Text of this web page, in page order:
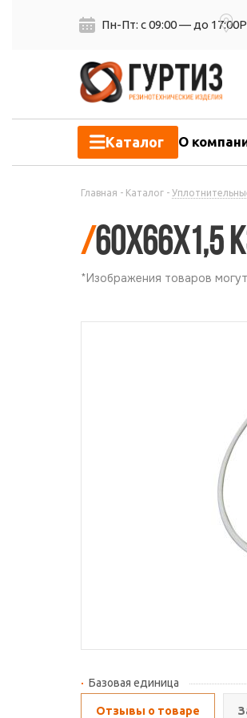
Пн-Пт: с 09:00 — до 17:00
Каталог О
Главная - Каталог -
/60х66х1,5
*Изображения товаров
Базовая единица
Отзывы о товаре